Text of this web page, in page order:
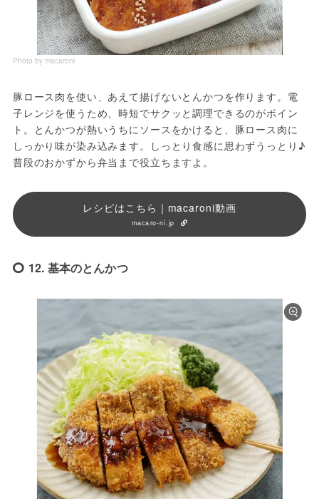
Photo by macaroni
豚ロース肉を使い、あえて揚げないとんかつを作ります。電
子レンジを使うため、時短でサクッと調理できるのがポイン
ト。とんかつが熱いうちにソースをかけると、豚ロース肉に
しっかり味が染み込みます。しっとり食感に思わずうっとり♪
普段のおかずから弁当まで役立ちますよ。
レシピはこちら｜macaroni動画
macaro-ni.jp
12. 基本のとんかつ